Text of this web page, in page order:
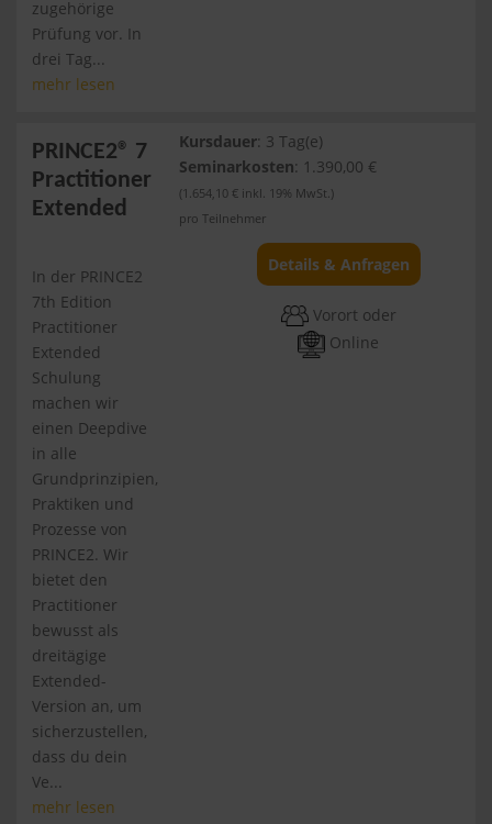
zugehörige
Prüfung vor. In
drei Tag...
mehr lesen
PRINCE2® 7
Practitioner
Extended
In der PRINCE2
7th Edition
Practitioner
Extended
Schulung
machen wir
einen Deepdive
in alle
Grundprinzipien,
Praktiken und
Prozesse von
PRINCE2. Wir
bietet den
Practitioner
bewusst als
dreitägige
Extended-
Version an, um
sicherzustellen,
dass du dein
Ve...
mehr lesen
Kursdauer: 3 Tag(e)
Seminarkosten: 1.390,00 €
(1.654,10 € inkl. 19% MwSt.)
pro Teilnehmer
Details & Anfragen
Vorort oder
Online